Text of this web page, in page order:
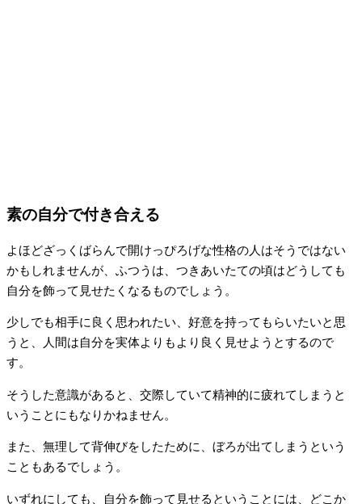
素の自分で付き合える
よほどざっくばらんで開けっぴろげな性格の人はそうではない
かもしれませんが、ふつうは、つきあいたての頃はどうしても
自分を飾って見せたくなるものでしょう。
少しでも相手に良く思われたい、好意を持ってもらいたいと思
うと、人間は自分を実体よりもより良く見せようとするので
す。
そうした意識があると、交際していて精神的に疲れてしまうと
いうことにもなりかねません。
また、無理して背伸びをしたために、ぼろが出てしまうという
こともあるでしょう。
いずれにしても、自分を飾って見せるということには、どこか